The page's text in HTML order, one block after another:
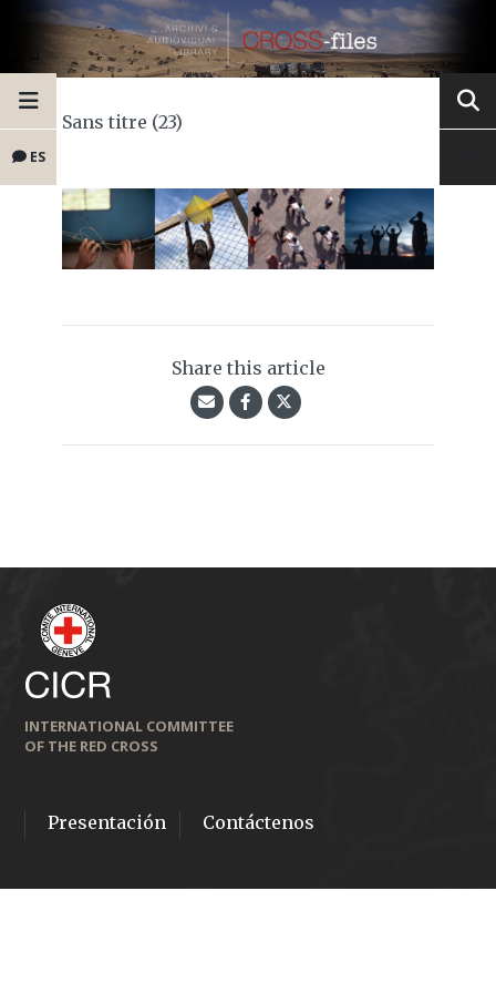
ES
Sans titre (23)
Share this article
INTERNATIONAL COMMITTEE
OF THE RED CROSS
Presentación Contáctenos